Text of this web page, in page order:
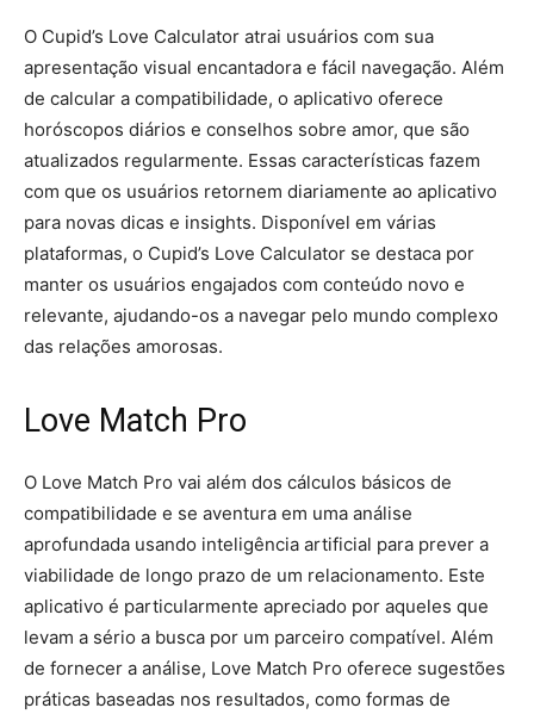
O Cupid’s Love Calculator atrai usuários com sua
apresentação visual encantadora e fácil navegação. Além
de calcular a compatibilidade, o aplicativo oferece
horóscopos diários e conselhos sobre amor, que são
atualizados regularmente. Essas características fazem
com que os usuários retornem diariamente ao aplicativo
para novas dicas e insights. Disponível em várias
plataformas, o Cupid’s Love Calculator se destaca por
manter os usuários engajados com conteúdo novo e
relevante, ajudando-os a navegar pelo mundo complexo
das relações amorosas.
Love Match Pro
O Love Match Pro vai além dos cálculos básicos de
compatibilidade e se aventura em uma análise
aprofundada usando inteligência artificial para prever a
viabilidade de longo prazo de um relacionamento. Este
aplicativo é particularmente apreciado por aqueles que
levam a sério a busca por um parceiro compatível. Além
de fornecer a análise, Love Match Pro oferece sugestões
práticas baseadas nos resultados, como formas de